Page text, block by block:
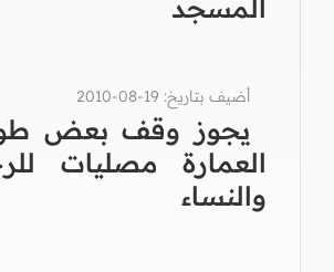
المسجد
أضيف بتاريخ: 19-08-2010
يجوز وقف بعض
العمارة مصليات
والنساء